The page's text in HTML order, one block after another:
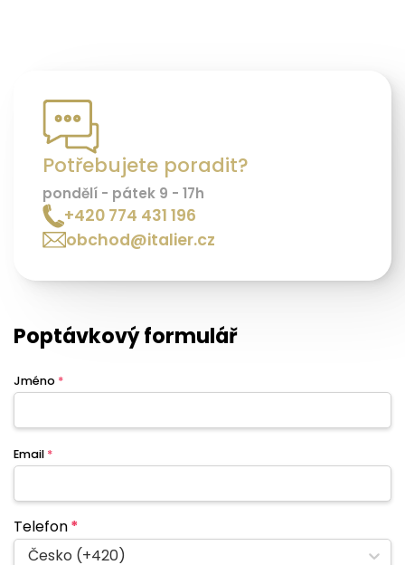
Potřebujete poradit?
pondělí - pátek 9 - 17h
+420 774 431 196
obchod@italier.cz
Poptávkový formulář
Jméno *
Email *
Telefon*
Česko (+420)